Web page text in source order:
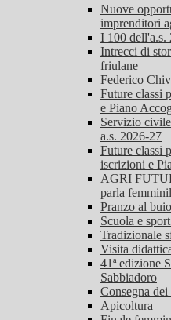
Nuove
imprenditori
I 100 dell'a.s.
Intrecci di
friulane
Federico
Future classi
e Piano
Servizio
a.s. 2026-27
Future classi
iscrizioni e
AGRI
parla
Pranzo al buio
Scuola e
Tradizionale
Visita
41ª edizione
Sabbiadoro
Consegna
Apicoltura